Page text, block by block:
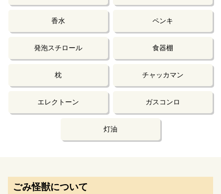
香水 ペンキ
発泡スチロール 食器棚
枕 チャッカマン
エレクトーン ガスコンロ
灯油
ごみ怪獣について